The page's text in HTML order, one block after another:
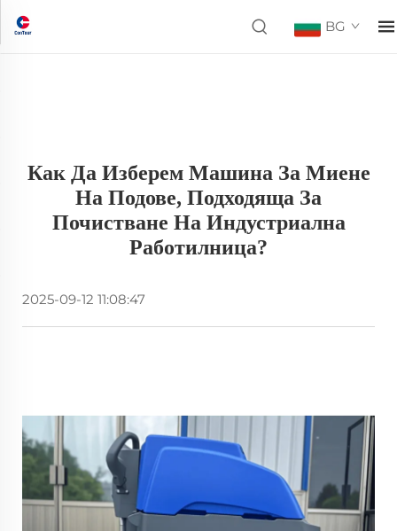
BG
Как Да Изберем Машина За Миене
На Подове, Подходяща За
Почистване На Индустриална
Работилница?
2025-09-12 11:08:47